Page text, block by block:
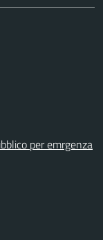
per emrgenza